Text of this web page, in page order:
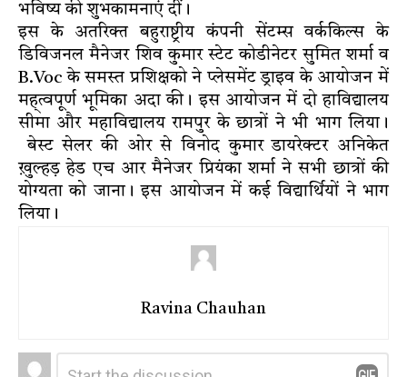
भविष्य की शुभकामनाएं दीं।
इस के अतरिक्त बहुराष्ट्रीय कंपनी सेंटम्स वर्ककिल्स के
डिविजनल मैनेजर शिव कुमार स्टेट कोडीनेटर सुमित शर्मा व
B.Voc के समस्त प्रशिक्षको ने प्लेसमेंट ड्राइव के आयोजन में
मह्त्वपूर्ण भूमिका अदा की। इस आयोजन में दो हाविद्यालय
सीमा और महाविद्यालय रामपुर के छात्रों ने भी भाग लिया।
बेस्ट सेलर की ओर से विनोद कुमार डायरेक्टर अनिकेत
ख़ुल्हड़ हेड एच आर मैनेजर प्रियंका शर्मा ने सभी छात्रों की
योग्यता को जाना। इस आयोजन में कई विद्यार्थियों ने भाग
लिया।
Ravina Chauhan
LeaveComment